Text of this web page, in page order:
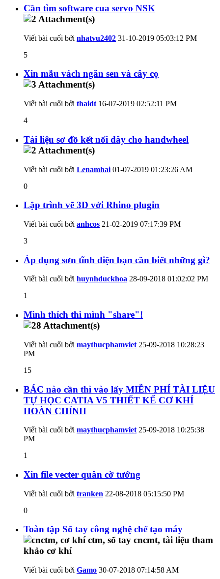
Cần tìm software cua servo NSK
Viết bài cuối bởi nhatvu2402 31-10-2019 05:03:12 PM
5
Xin mẫu vách ngăn sen và cây cọ
Viết bài cuối bởi thaidt 16-07-2019 02:52:11 PM
4
Tài liệu sơ đồ kết nối dây cho handwheel
Viết bài cuối bởi Lenamhai 01-07-2019 01:23:26 AM
0
Lập trình vẽ 3D với Rhino plugin
Viết bài cuối bởi anhcos 21-02-2019 07:17:39 PM
3
Áp dụng sơn tĩnh điện bạn cần biết những gì?
Viết bài cuối bởi huynhduckhoa 28-09-2018 01:02:02 PM
1
Mình thích thì mình "share"!
Viết bài cuối bởi maythucphamviet 25-09-2018 10:28:23
PM
15
BÁC nào cần thì vào lấy MIỄN PHÍ TÀI LIỆU
TỰ HỌC CATIA V5 THIẾT KẾ CƠ KHÍ
HOÀN CHỈNH
Viết bài cuối bởi maythucphamviet 25-09-2018 10:25:38
PM
1
Xin file vecter quân cờ tướng
Viết bài cuối bởi tranken 22-08-2018 05:15:50 PM
0
Toàn tập Sổ tay công nghệ chế tạo máy
Viết bài cuối bởi Gamo 30-07-2018 07:14:58 AM